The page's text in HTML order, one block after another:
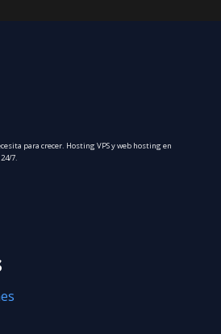
para crecer. Hosting VPS y web hosting en
7.